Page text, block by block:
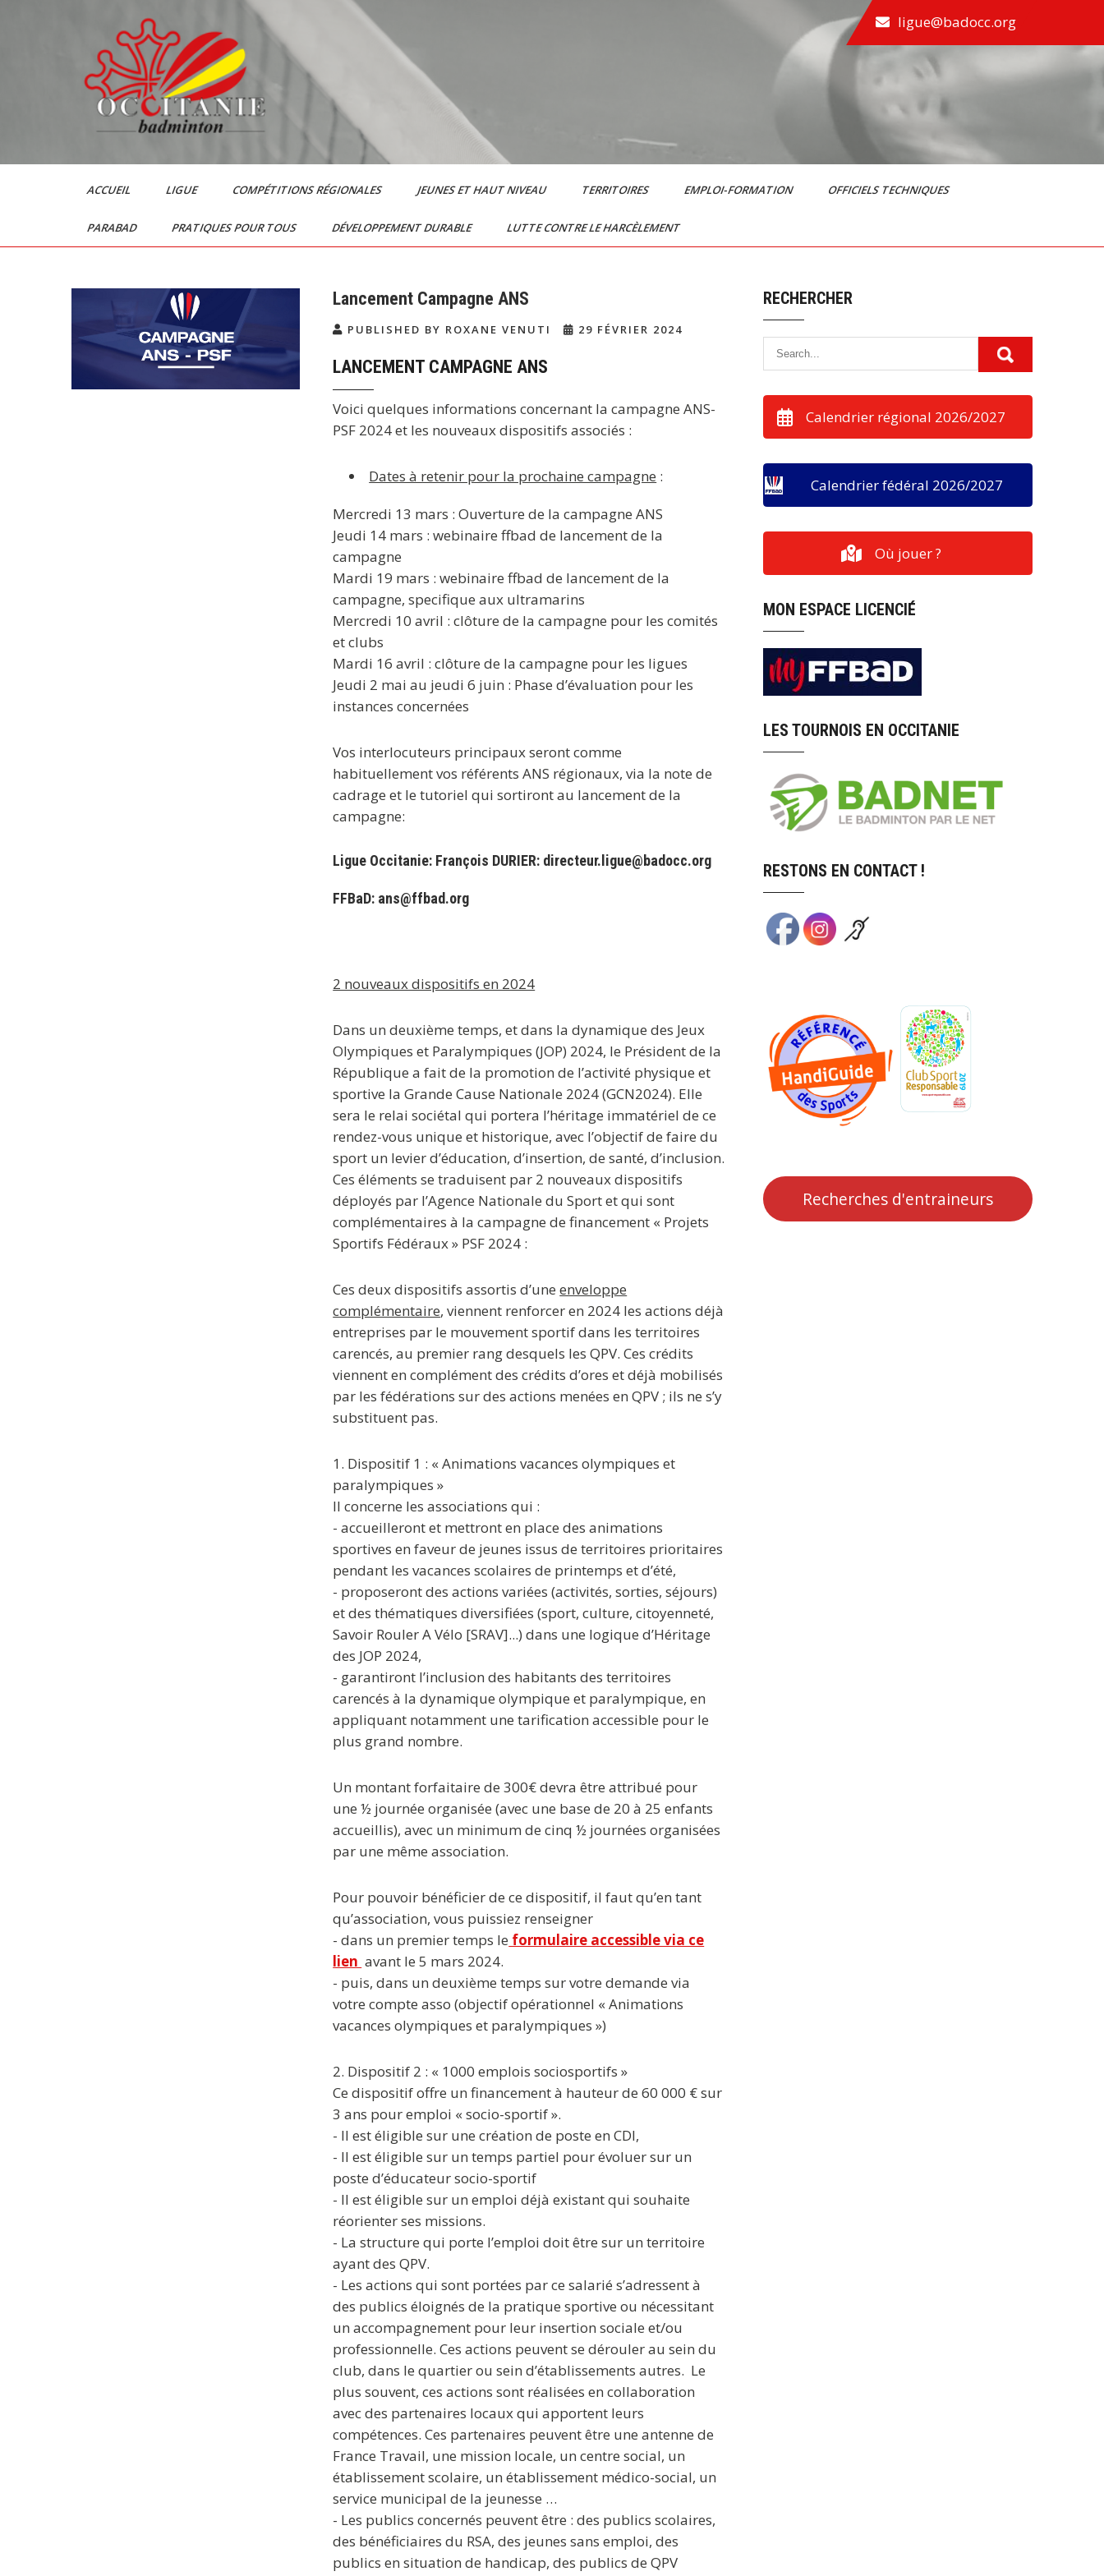
Le Badminton en
Occitanie
ligue@badocc.org
ACCUEIL LIGUE COMPÉTITIONS RÉGIONALES JEUNES ET HAUT NIVEAU TERRITOIRES EMPLOI-FORMATION OFFICIELS TECHNIQUES
PARABAD PRATIQUES POUR TOUS DÉVELOPPEMENT DURABLE LUTTE CONTRE LE HARCÈLEMENT
Lancement Campagne ANS
PUBLISHED BY ROXANE VENUTI 29 FÉVRIER 2024
LANCEMENT CAMPAGNE ANS
Voici quelques informations concernant la campagne ANS-
PSF 2024 et les nouveaux dispositifs associés :
Dates à retenir pour la prochaine campagne :
Mercredi 13 mars : Ouverture de la campagne ANS
Jeudi 14 mars : webinaire ffbad de lancement de la
campagne
Mardi 19 mars : webinaire ffbad de lancement de la
campagne, specifique aux ultramarins
Mercredi 10 avril : clôture de la campagne pour les comités
et clubs
Mardi 16 avril : clôture de la campagne pour les ligues
Jeudi 2 mai au jeudi 6 juin : Phase d’évaluation pour les
instances concernées
Vos interlocuteurs principaux seront comme
habituellement vos référents ANS régionaux, via la note de
cadrage et le tutoriel qui sortiront au lancement de la
campagne:
Ligue Occitanie: François DURIER: directeur.ligue@badocc.org
FFBaD: ans@ffbad.org
2 nouveaux dispositifs en 2024
Dans un deuxième temps, et dans la dynamique des Jeux
Olympiques et Paralympiques (JOP) 2024, le Président de la
République a fait de la promotion de l’activité physique et
sportive la Grande Cause Nationale 2024 (GCN2024). Elle
sera le relai sociétal qui portera l’héritage immatériel de ce
rendez-vous unique et historique, avec l’objectif de faire du
sport un levier d’éducation, d’insertion, de santé, d’inclusion.
Ces éléments se traduisent par 2 nouveaux dispositifs
déployés par l’Agence Nationale du Sport et qui sont
complémentaires à la campagne de financement « Projets
Sportifs Fédéraux » PSF 2024 :
Ces deux dispositifs assortis d’uneenveloppe
complémentaire, viennent renforcer en 2024 les actions déjà
entreprises par le mouvement sportif dans les territoires
carencés, au premier rang desquels les QPV. Ces crédits
viennent en complément des crédits d’ores et déjà mobilisés
par les fédérations sur des actions menées en QPV ; ils ne s’y
substituent pas.
1. Dispositif 1 : « Animations vacances olympiques et
paralympiques »
Il concerne les associations qui :
- accueilleront et mettront en place des animations
sportives en faveur de jeunes issus de territoires prioritaires
pendant les vacances scolaires de printemps et d’été,
- proposeront des actions variées (activités, sorties, séjours)
et des thématiques diversifiées (sport, culture, citoyenneté,
Savoir Rouler A Vélo [SRAV]...) dans une logique d’Héritage
des JOP 2024,
- garantiront l’inclusion des habitants des territoires
carencés à la dynamique olympique et paralympique, en
appliquant notamment une tarification accessible pour le
plus grand nombre.
Un montant forfaitaire de 300€ devra être attribué pour
une ½ journée organisée (avec une base de 20 à 25 enfants
accueillis), avec un minimum de cinq ½ journées organisées
par une même association.
Pour pouvoir bénéficier de ce dispositif, il faut qu’en tant
qu’association, vous puissiez renseigner
- dans un premier temps le formulaire accessible via ce
lien avant le 5 mars 2024.
- puis, dans un deuxième temps sur votre demande via
votre compte asso (objectif opérationnel « Animations
vacances olympiques et paralympiques »)
2. Dispositif 2 : « 1000 emplois sociosportifs »
Ce dispositif offre un financement à hauteur de 60 000 € sur
3 ans pour emploi « socio-sportif ».
- Il est éligible sur une création de poste en CDI,
- Il est éligible sur un temps partiel pour évoluer sur un
poste d’éducateur socio-sportif
- Il est éligible sur un emploi déjà existant qui souhaite
réorienter ses missions.
- La structure qui porte l’emploi doit être sur un territoire
ayant des QPV.
- Les actions qui sont portées par ce salarié s’adressent à
des publics éloignés de la pratique sportive ou nécessitant
un accompagnement pour leur insertion sociale et/ou
professionnelle. Ces actions peuvent se dérouler au sein du
club, dans le quartier ou sein d’établissements autres. Le
plus souvent, ces actions sont réalisées en collaboration
avec des partenaires locaux qui apportent leurs
compétences. Ces partenaires peuvent être une antenne de
France Travail, une mission locale, un centre social, un
établissement scolaire, un établissement médico-social, un
service municipal de la jeunesse …
- Les publics concernés peuvent être : des publics scolaires,
des bénéficiaires du RSA, des jeunes sans emploi, des
publics en situation de handicap, des publics de QPV
RECHERCHER
Calendrier régional 2026/2027
Calendrier fédéral 2026/2027
Où jouer ?
MON ESPACE LICENCIÉ
LES TOURNOIS EN OCCITANIE
RESTONS EN CONTACT !
Recherches d'entraineurs